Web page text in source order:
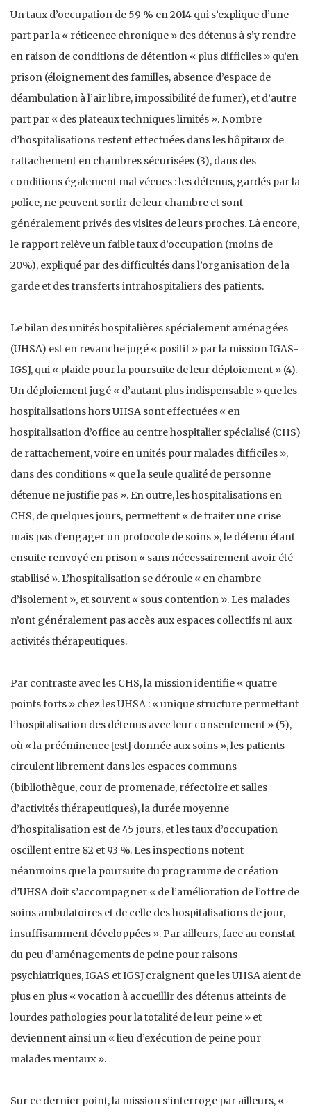
Un taux d’occupation de 59 % en 2014 qui s’explique d’une
part par la « réticence chronique » des détenus à s’y rendre
en raison de conditions de détention « plus difficiles » qu’en
prison (éloignement des familles, absence d’espace de
déambulation à l’air libre, impossibilité de fumer), et d’autre
part par « des plateaux techniques limités ». Nombre
d’hospitalisations restent effectuées dans les hôpitaux de
rattachement en chambres sécurisées (3), dans des
conditions également mal vécues : les détenus, gardés par la
police, ne peuvent sortir de leur chambre et sont
généralement privés des visites de leurs proches. Là encore,
le rapport relève un faible taux d’occupation (moins de
20%), expliqué par des difficultés dans l’organisation de la
garde et des transferts intrahospitaliers des patients.
Le bilan des unités hospitalières spécialement aménagées
(UHSA) est en revanche jugé « positif » par la mission IGAS-
IGSJ, qui « plaide pour la poursuite de leur déploiement » (4).
Un déploiement jugé « d’autant plus indispensable » que les
hospitalisations hors UHSA sont effectuées « en
hospitalisation d’office au centre hospitalier spécialisé (CHS)
de rattachement, voire en unités pour malades difficiles »,
dans des conditions « que la seule qualité de personne
détenue ne justifie pas ». En outre, les hospitalisations en
CHS, de quelques jours, permettent « de traiter une crise
mais pas d’engager un protocole de soins », le détenu étant
ensuite renvoyé en prison « sans nécessairement avoir été
stabilisé ». L’hospitalisation se déroule « en chambre
d’isolement », et souvent « sous contention ». Les malades
n’ont généralement pas accès aux espaces collectifs ni aux
activités thérapeutiques.
Par contraste avec les CHS, la mission identifie « quatre
points forts » chez les UHSA : « unique structure permettant
l’hospitalisation des détenus avec leur consentement » (5),
où « la prééminence [est] donnée aux soins », les patients
circulent librement dans les espaces communs
(bibliothèque, cour de promenade, réfectoire et salles
d’activités thérapeutiques), la durée moyenne
d’hospitalisation est de 45 jours, et les taux d’occupation
oscillent entre 82 et 93 %. Les inspections notent
néanmoins que la poursuite du programme de création
d’UHSA doit s’accompagner « de l’amélioration de l’offre de
soins ambulatoires et de celle des hospitalisations de jour,
insuffisamment développées ». Par ailleurs, face au constat
du peu d’aménagements de peine pour raisons
psychiatriques, IGAS et IGSJ craignent que les UHSA aient de
plus en plus « vocation à accueillir des détenus atteints de
lourdes pathologies pour la totalité de leur peine » et
deviennent ainsi un « lieu d’exécution de peine pour
malades mentaux ».
Sur ce dernier point, la mission s’interroge par ailleurs, «